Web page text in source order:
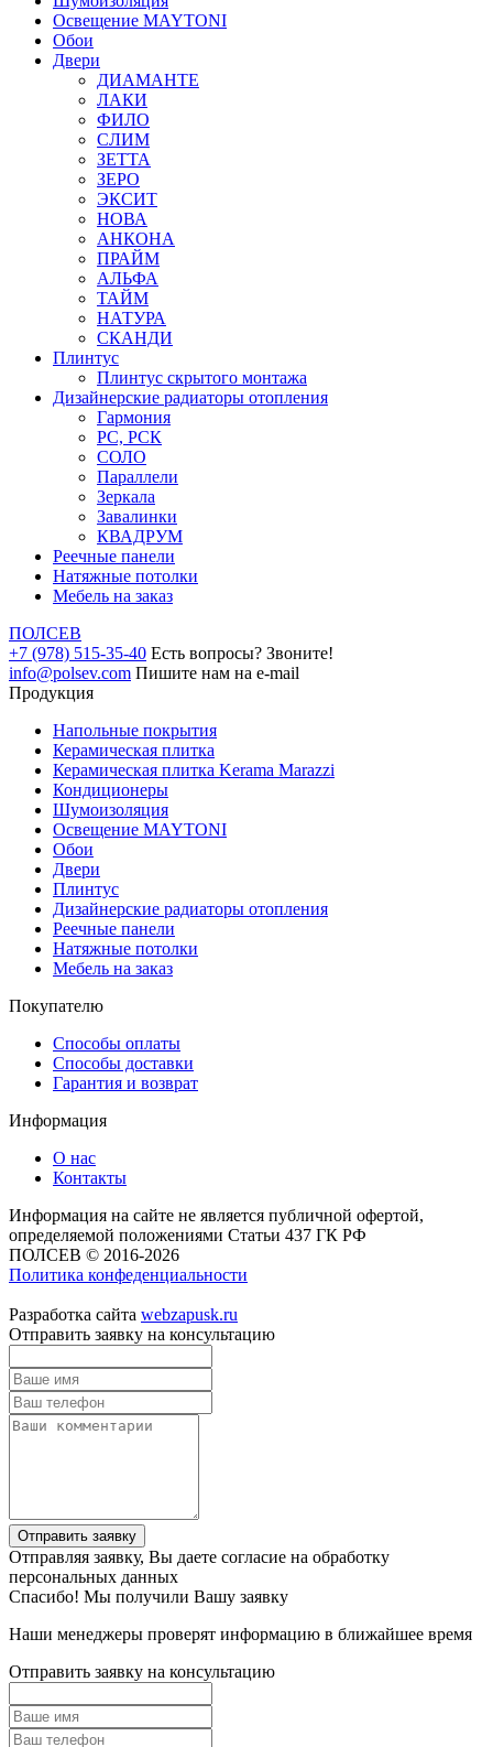
Освещение MAYTONI
Обои
Двери
ДИАМАНТЕ
ЛАКИ
ФИЛО
СЛИМ
ЗЕТТА
ЗЕРО
ЭКСИТ
НОВА
АНКОНА
ПРАЙМ
АЛЬФА
ТАЙМ
НАТУРА
СКАНДИ
Плинтус
Плинтус скрытого монтажа
Дизайнерские радиаторы отопления
Гармония
РС, РСК
СОЛО
Параллели
Зеркала
Завалинки
КВАДРУМ
Реечные панели
Натяжные потолки
Мебель на заказ
ПОЛСЕВ
+7 (978) 515-35-40 Есть вопросы? Звоните!
info@polsev.com Пишите нам на e-mail
Продукция
Напольные покрытия
Керамическая плитка
Керамическая плитка Kerama Marazzi
Кондиционеры
Шумоизоляция
Освещение MAYTONI
Обои
Двери
Плинтус
Дизайнерские радиаторы отопления
Реечные панели
Натяжные потолки
Мебель на заказ
Покупателю
Способы оплаты
Способы доставки
Гарантия и возврат
Информация
О нас
Контакты
Информация на сайте не является публичной офертой,
определяемой положениями Статьи 437 ГК РФ
ПОЛСЕВ © 2016-2026
Политика конфеденциальности
Разработка сайта webzapusk.ru
Отправить заявку на консультацию
Отправить заявку
Отправляя заявку, Вы даете согласие на обработку
персональных данных
Спасибо! Мы получили Вашу заявку
Наши менеджеры проверят информацию в ближайшее время
Отправить заявку на консультацию